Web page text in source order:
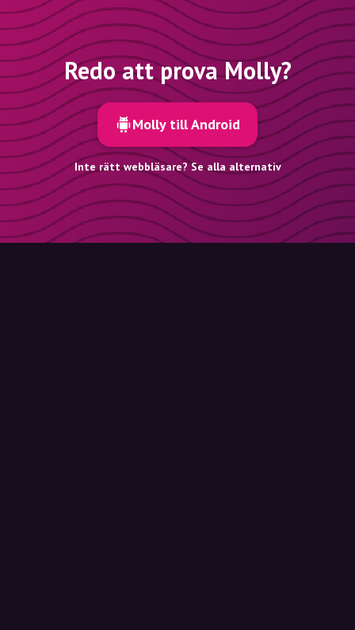
Redo att prova Molly?
Molly till Android
Inte rätt webbläsare? Se alla alternativ